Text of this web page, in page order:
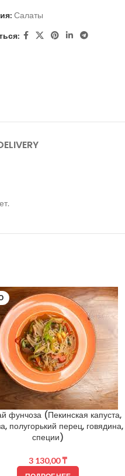
Салаты
фунчоза (Пекинская капуста,
полугорький перец, говядина,
специи)
3 130,00₸